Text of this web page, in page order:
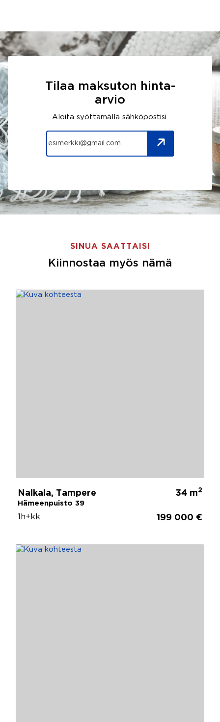
Tilaa maksuton hinta-
arvio
Aloita syöttämällä sähköpostisi.
SINUA SAATTAISI
Kiinnostaa myös nämä
Nalkala, Tampere
Hämeenpuisto 39
34 m2
1h+kk 199 000 €